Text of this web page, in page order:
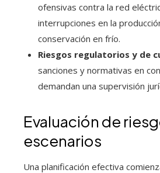
ofensivas contra la red
interrupciones en la
conservación en frío.
Riesgos regulatorios y de
sanciones y normativas en
demandan una supervisión
Evaluación de
escenarios
Una planificación efectiva